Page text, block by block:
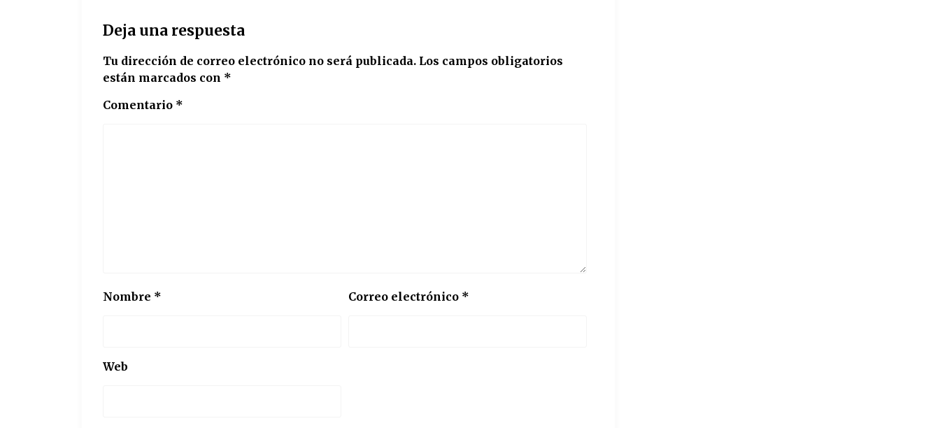
Deja una respuesta
Tu dirección de correo electrónico no será publicada. Los campos obligatorios
están marcados con *
Comentario *
Nombre * Correo electrónico *
Web